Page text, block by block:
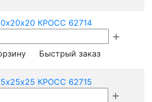
КРОСС 62714
Быстрый заказ
КРОСС 62715